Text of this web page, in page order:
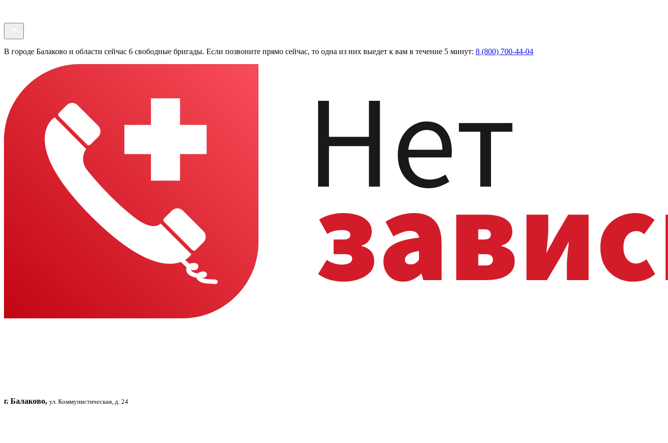
В городе Балаково и области сейчас 6 свободные бригады. Если позвоните прямо сейчас, то одна из них выедет к вам в течение 5 минут: 8 (800) 700-44-04
г. Балаково, ул. Коммунистическая, д. 24